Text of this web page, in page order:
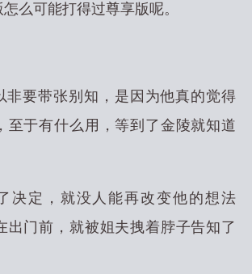
么可能打得过尊享版呢。
非要带张别知，是因为他真的觉得
至于有什么用，等到了金陵就知道
决定，就没人能再改变他的想法
出门前，就被姐夫拽着脖子告知了